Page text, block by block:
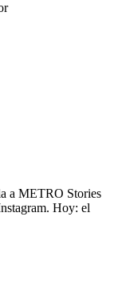
a METRO Stories
Hoy: el